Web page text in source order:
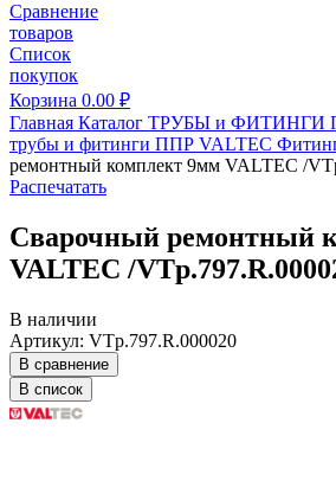
Сравнение
товаров
Список
покупок
Корзина 0.00 ₽
Главная Каталог ТРУБЫ и ФИТИНГИ
трубы и фитинги ППР VALTEC
ремонтный комплект 9мм VALTEC /
Распечатать
Сварочный ремонтный
VALTEC /
В наличии
Артикул: VTp.797.R.000020
В сравнение
В список